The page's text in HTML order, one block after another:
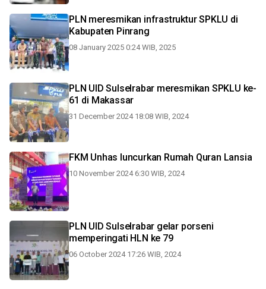
PLN meresmikan infrastruktur SPKLU di
Kabupaten Pinrang
08 January 2025 0:24 WIB, 2025
PLN UID Sulselrabar meresmikan SPKLU ke-
61 di Makassar
31 December 2024 18:08 WIB, 2024
FKM Unhas luncurkan Rumah Quran Lansia
10 November 2024 6:30 WIB, 2024
PLN UID Sulselrabar gelar porseni
memperingati HLN ke 79
06 October 2024 17:26 WIB, 2024